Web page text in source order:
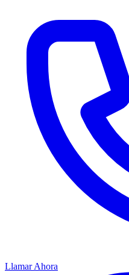
Llamar Ahora